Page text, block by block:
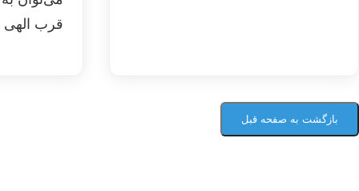
قرب الهی
بازگشت به صفحه قبل